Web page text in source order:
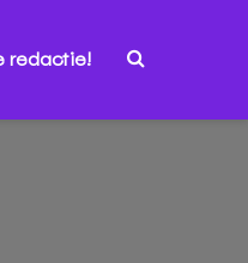
redactie!